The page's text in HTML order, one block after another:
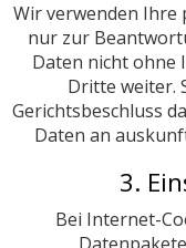
Wir verwenden
nur zur
Daten nicht ohne
Dritte weiter.
Gerichtsbeschluss
Daten an
3.
Bei Internet-